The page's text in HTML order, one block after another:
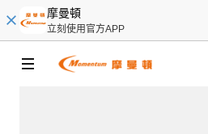
摩曼頓
立刻使用官方APP